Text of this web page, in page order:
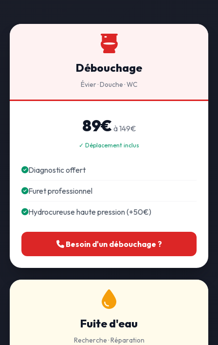
Débouchage
Évier · Douche · WC
89€ à 149€
✓ Déplacement inclus
Diagnostic offert
Furet professionnel
Hydrocureuse haute pression (+50€)
Besoin d'un débouchage ?
Fuite d'eau
Recherche · Réparation